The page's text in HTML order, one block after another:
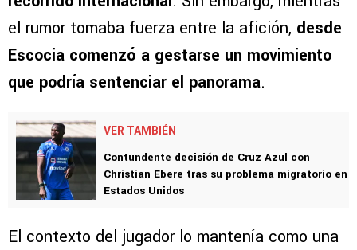
el rumor tomaba fuerza entre la afición, desde
Escocia comenzó a gestarse un movimiento
que podría sentenciar el panorama.
VER TAMBIÉN
Contundente decisión de Cruz Azul con
Christian Ebere tras su problema migratorio en
Estados Unidos
El contexto del jugador lo mantenía como una